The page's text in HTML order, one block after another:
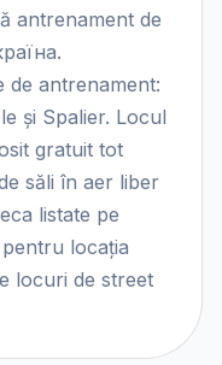
antrenament de
de antrenament:
și Spalier. Locul
gratuit tot
săli în aer liber
listate pe
locația
locuri de street